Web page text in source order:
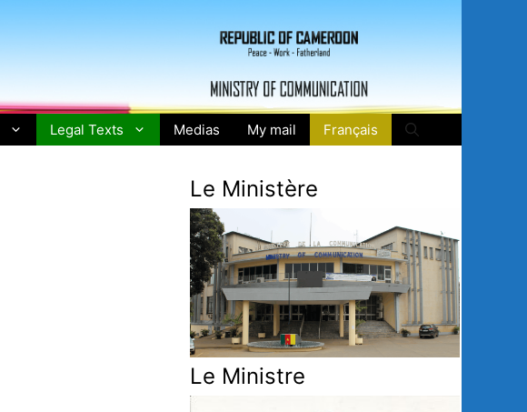
Legal Texts Medias My mail Français
Le Ministère
Le Ministre